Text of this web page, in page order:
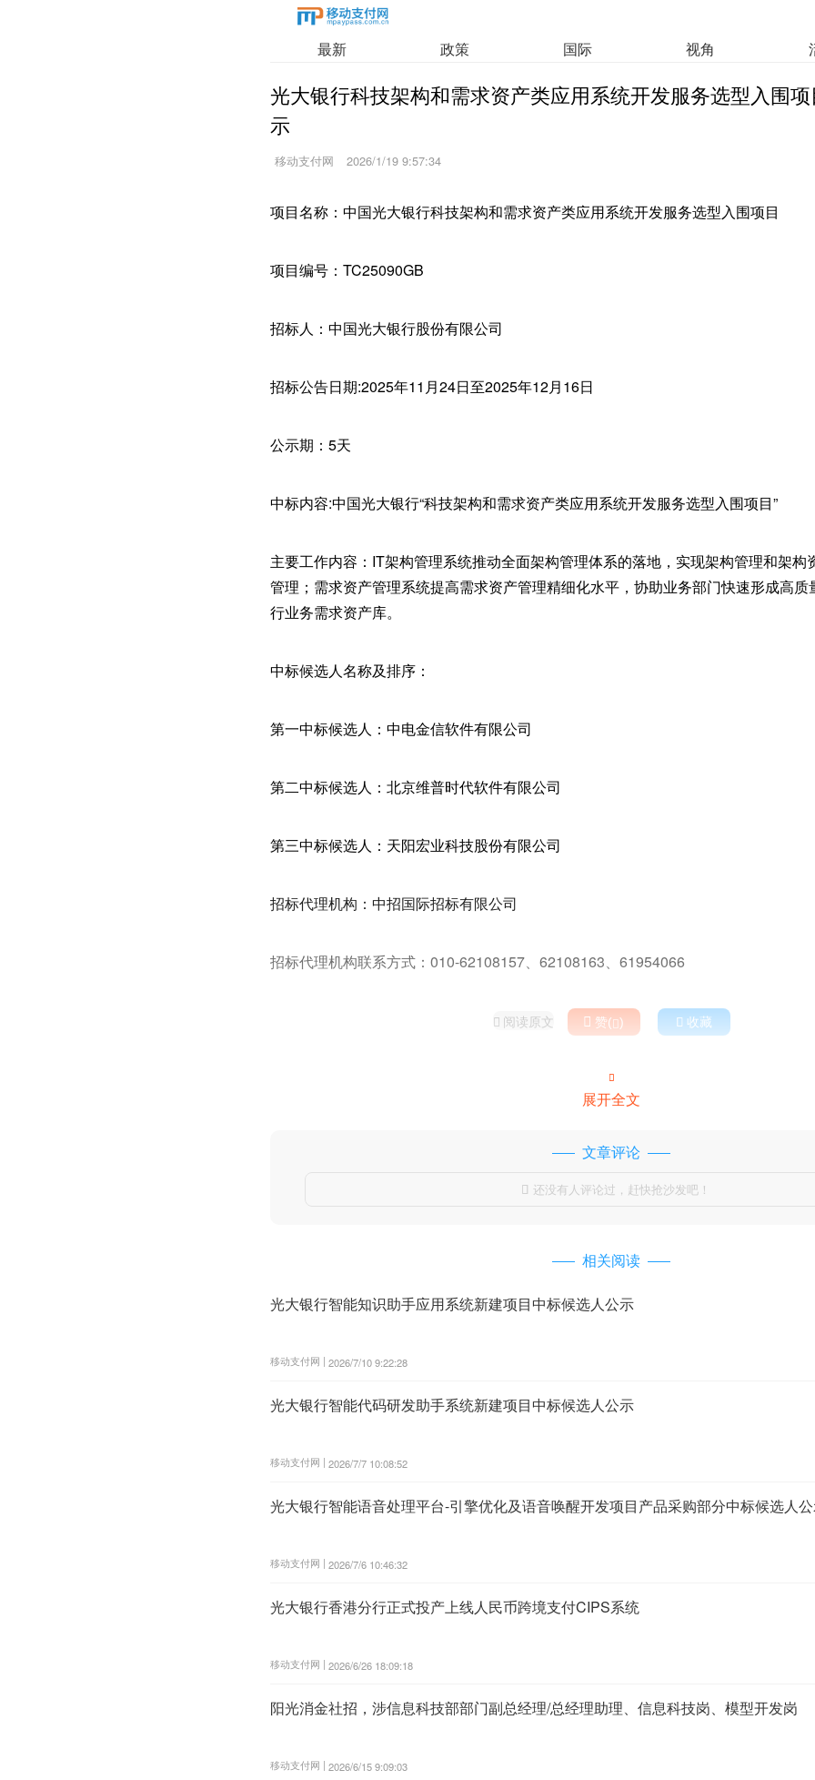
最新 政策 国际 视角
光大银行科技架构和需求资产类应用系统开发服务选型入围
示
移动支付网 2026/1/19 9:57:34
项目名称：中国光大银行科技架构和需求资产类应用系统开发服务选型入围项目
项目编号：TC25090GB
招标人：中国光大银行股份有限公司
招标公告日期:2025年11月24日至2025年12月16日
公示期：5天
中标内容:中国光大银行“科技架构和需求资产类应用系统开发服务选型入围项目”
主要工作内容：IT架构管理系统推动全面架构管理体系的落地，实现架构管理和架构
管理；需求资产管理系统提高需求资产管理精细化水平，协助业务部门快速形成高
行业务需求资产库。
中标候选人名称及排序：
第一中标候选人：中电金信软件有限公司
第二中标候选人：北京维普时代软件有限公司
第三中标候选人：天阳宏业科技股份有限公司
招标代理机构：中招国际招标有限公司
招标代理机构联系方式：010-62108157、62108163、61954066
 阅读原文  赞()  收藏

展开全文
文章评论
 还没有人评论过，赶快抢沙发吧！
相关阅读
光大银行智能知识助手应用系统新建项目中标候选人公示
移动支付网 | 2026/7/10 9:22:28
光大银行智能代码研发助手系统新建项目中标候选人公示
移动支付网 | 2026/7/7 10:08:52
光大银行智能语音处理平台-引擎优化及语音唤醒开发项目产品采购部分中标候选人
移动支付网 | 2026/7/6 10:46:32
光大银行香港分行正式投产上线人民币跨境支付CIPS系统
移动支付网 | 2026/6/26 18:09:18
阳光消金社招，涉信息科技部部门副总经理/总经理助理、信息科技岗、模型开发岗
移动支付网 | 2026/6/15 9:09:03